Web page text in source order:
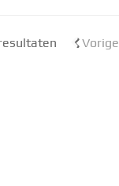
Vorige